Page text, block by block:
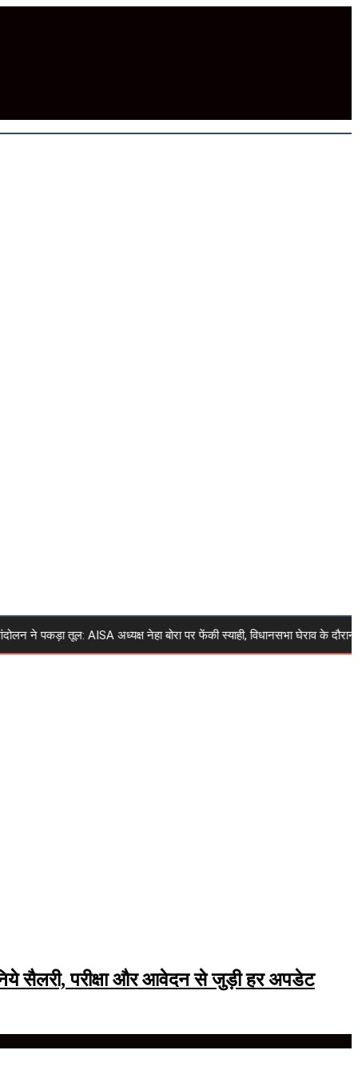
ने पकड़ा तूल: AISA अध्यक्ष नेहा बोरा पर फेंकी स्याही, विधानसभा घेराव के दौरान
सैलरी, परीक्षा और आवेदन से जुड़ी हर अपडेट